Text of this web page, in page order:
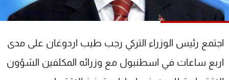
اجتمع رئيس الوزراء التركي رجب طيب اردوغان على مدى
اربع ساعات في اسطنبول مع وزرائه المكلفين الشؤون
جدول البرامج
شاهد البرامج
عن MTV
وظائف